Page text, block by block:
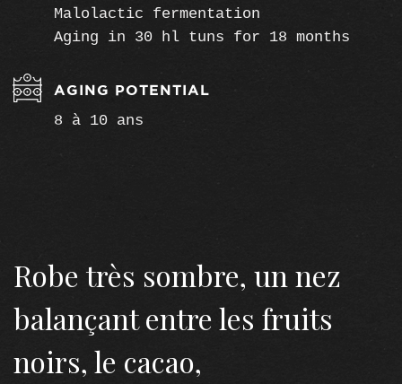
Malolactic fermentation
Aging in 30 hl tuns for 18 months
AGING POTENTIAL
8 à 10 ans
Robe très sombre, un nez
balançant entre les fruits
noirs, le cacao,